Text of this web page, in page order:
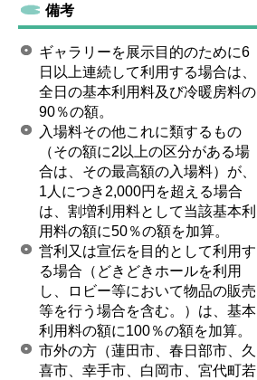
備考
ギャラリーを展示目的のために6
日以上連続して利用する場合は、
全日の基本利用料及び冷暖房料の
90％の額。
入場料その他これに類するもの
（その額に2以上の区分がある場
合は、その最高額の入場料）が、
1人につき2,000円を超える場合
は、割増利用料として当該基本利
用料の額に50％の額を加算。
営利又は宣伝を目的として利用す
る場合（どきどきホールを利用
し、ロビー等において物品の販売
等を行う場合を含む。）は、基本
利用料の額に100％の額を加算。
市外の方（蓮田市、春日部市、久
喜市、幸手市、白岡市、宮代町若